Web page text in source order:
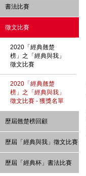
書法比賽
徵文比賽
2020「經典翹楚
榜」之「經典與我」
徵文比賽
2020「經典翹楚
榜」之「經典與我」
徵文比賽 - 獲獎名單
歷屆翹楚榜回顧
歷屆「經典與我」徵文比賽
歷屆「經典杯」書法比賽